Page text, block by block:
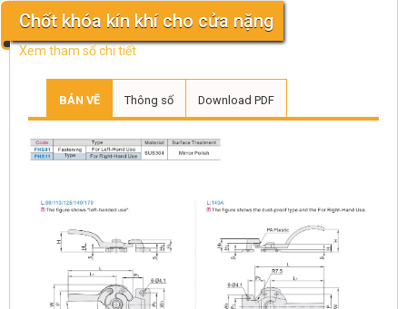
Chốt khóa kín khí cho cửa nặng
Xem tham số chi tiết
BẢN VẼ Thông số Download PDF